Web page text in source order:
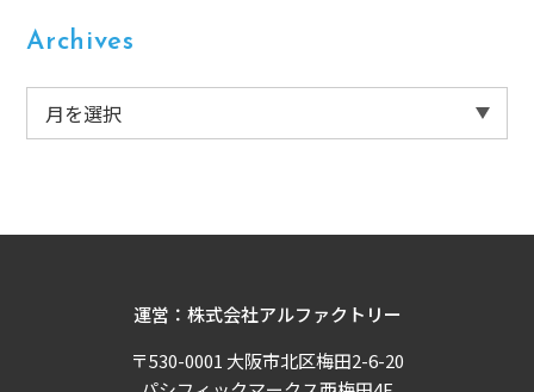
Archives
運営：株式会社アルファクトリー
〒530-0001 大阪市北区梅田2-6-20